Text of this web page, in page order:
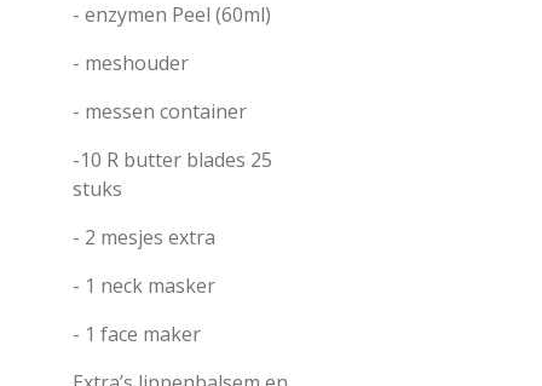
- enzymen Peel (60ml)
- meshouder
- messen container
-10 R butter blades 25
stuks
- 2 mesjes extra
- 1 neck masker
- 1 face maker